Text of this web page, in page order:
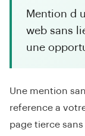
Mention d
web sans
une
Une mention
reference a
page tierce